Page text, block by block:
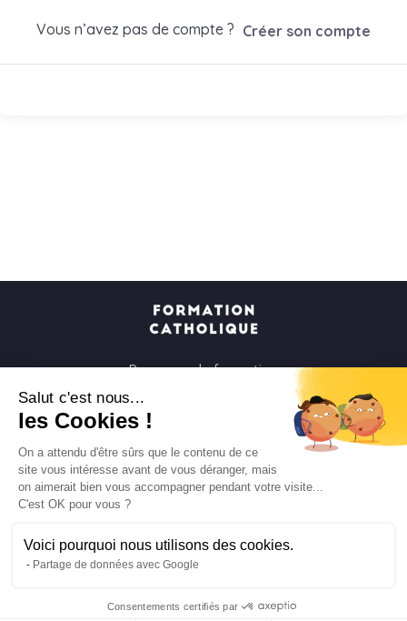
Salut c'est nous...
les Cookies !
On a attendu d'être sûrs que le contenu de ce
site vous intéresse avant de vous déranger, mais
on aimerait bien vous accompagner pendant votre visite...
C'est OK pour vous ?
Voici pourquoi nous utilisons des cookies.
Partage de données avec Google
Consentements certifiés par
Vous n’avez pas de compte ? Créer son compte
Parcours de formation
Parcours spirituels
Les groupes et paroisses
Mentions légales